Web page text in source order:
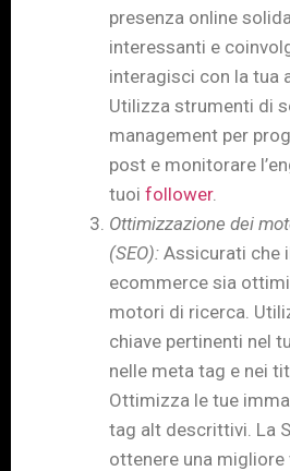
presenza online
interessanti e
interagisci con la tua
Utilizza strumenti di
management per
post e monitorare
tuoi follower.
Ottimizzazione dei
(SEO): Assicurati che
ecommerce sia
motori di ricerca.
chiave pertinenti nel
nelle meta tag e nei
Ottimizza le tue
tag alt descrittivi. La
ottenere una